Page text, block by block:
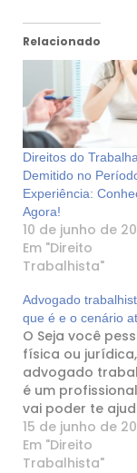
Relacionado
Direitos do
Demitido no
Experiência:
Agora!
10 de junho de
Em "Direito
Trabalhista"
Advogado
que é e o cenário
O Seja você
física ou
advogado
é um
vai poder te
algum momento.
artigo de hoje,
ver detalhes
15 de junho de
Em "Direito
Trabalhista"